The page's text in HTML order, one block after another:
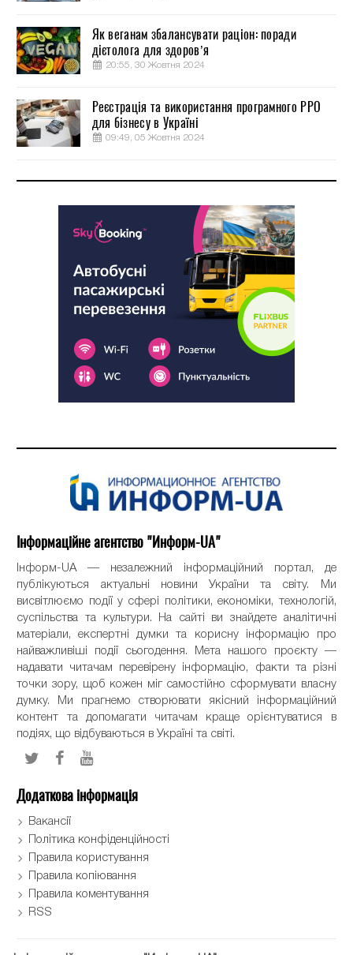
Як веганам збалансувати раціон: поради
дієтолога для здоров’я
20:55, 30 Жовтня 2024
Реєстрація та використання програмного РРО
для бізнесу в Україні
09:49, 05 Жовтня 2024
Інформаційне агентство "Информ-UA"
Інформ-UA — незалежний інформаційний портал, де
публікуються актуальні новини України та світу. Ми
висвітлюємо події у сфері політики, економіки, технологій,
суспільства та культури. На сайті ви знайдете аналітичні
матеріали, експертні думки та корисну інформацію про
найважливіші події сьогодення. Мета нашого проєкту —
надавати читачам перевірену інформацію, факти та різні
точки зору, щоб кожен міг самостійно сформувати власну
думку. Ми прагнемо створювати якісний інформаційний
контент та допомагати читачам краще орієнтуватися в
подіях, що відбуваються в Україні та світі.
Додаткова інформація
Вакансії
Політика конфіденційності
Правила користування
Правила копіювання
Правила коментування
RSS